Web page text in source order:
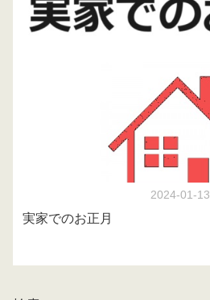
2024-01-13
実家でのお正月